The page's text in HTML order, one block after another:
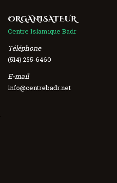
ORGANISATEUR
Centre Islamique Badr
Téléphone
(514) 255-6460
E-mail
info@centrebadr.net